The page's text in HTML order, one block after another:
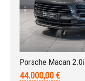
Porsche Macan 2.0i
44.000,00 €